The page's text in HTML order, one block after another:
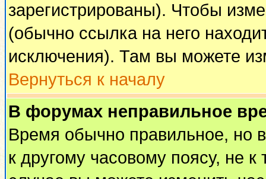
зарегистрированы). Чтобы
(обычно ссылка на него
исключения). Там вы можете
Вернуться к началу
В форумах неправильное
Время обычно правильное, но
к другому часовому поясу, не